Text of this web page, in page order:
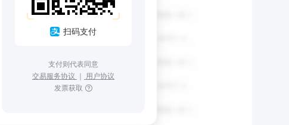
扫码支付
支付则代表同意
交易服务协议 ｜ 用户协议
发票获取